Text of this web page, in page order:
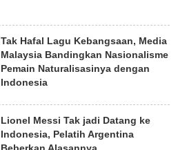
Tak Hafal Lagu Kebangsaan, Media
Malaysia Bandingkan Nasionalisme
Pemain Naturalisasinya dengan
Indonesia
Lionel Messi Tak jadi Datang ke
Indonesia, Pelatih Argentina